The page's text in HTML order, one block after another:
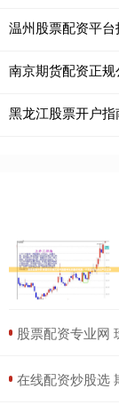
温州股票配资平台
南京期货配资正
黑龙江股票开户指
股票配资专业网
在线配资炒股选